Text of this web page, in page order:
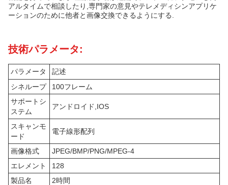
アルタイムで相談したり,専門家の意見やテレメディシンアプリケ
ーションのために他者と画像交換できるようにする.
技術パラメータ:
パラメータ
記述
シネループ
100フレーム
サポートシ
ステム
アンドロイド,IOS
スキャンモ
ード
電子線形配列
画像格式
JPEG/BMP/PNG/MPEG-4
エレメント
128
製品名
2時間